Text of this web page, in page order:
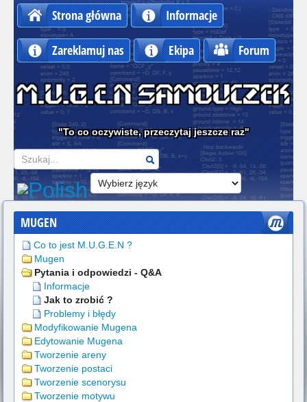
Strona główna Informacje
Zareklamuj nas Ekipa Forum
"To co oczywiste, przeczytaj jeszcze raz"
Szukaj
MUGEN
Co to jest M.U.G.E.N ?
Mugen
Pytania i odpowiedzi - Q&A
Informacje
Jak to zrobić ?
Problemy i błędy
Modyfikowanie Mugena
Edytowanie Mugena
Tworzenie areny
Tworzenie postaci
Tworzenie scenorysu
Tworzenie motywu